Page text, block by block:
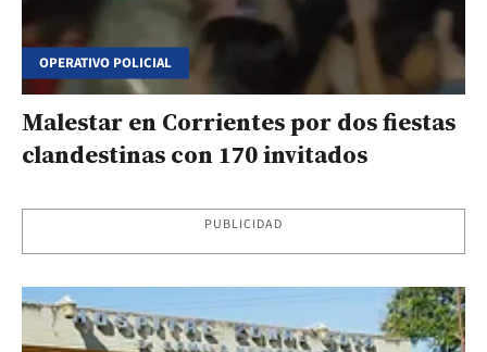
OPERATIVO POLICIAL
Malestar en Corrientes por dos fiestas
clandestinas con 170 invitados
PUBLICIDAD